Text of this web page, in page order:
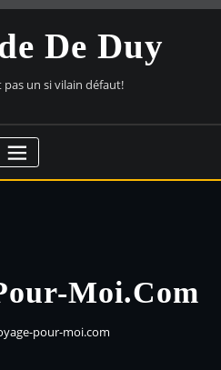
De Duy
pas un si vilain défaut!
Moi.com
pour-moi.com